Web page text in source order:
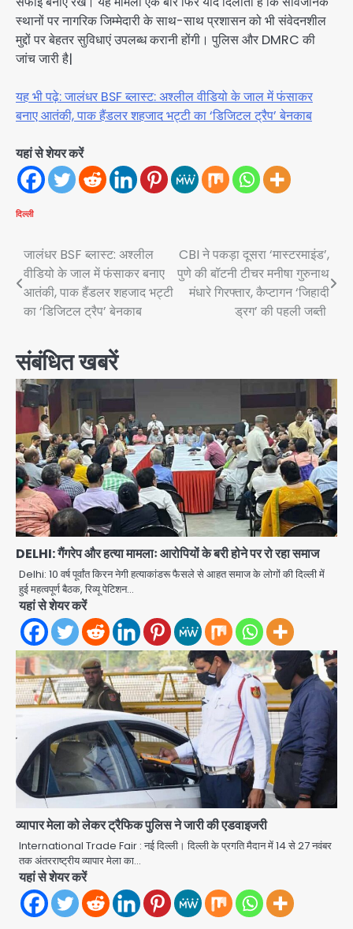
स्थानों पर नागरिक जिम्मेदारी के साथ-साथ प्रशासन को भी संवेदनशील
मुद्दों पर बेहतर सुविधाएं उपलब्ध करानी होंगी। पुलिस और DMRC की
जांच जारी है|
यह भी पढ़े: जालंधर BSF ब्लास्ट: अश्लील वीडियो के जाल में फंसाकर
बनाए आतंकी, पाक हैंडलर शहजाद भट्टी का ‘डिजिटल ट्रैप’ बेनकाब
यहां से शेयर करें
दिल्ली
Post
navigation
जालंधर BSF ब्लास्ट: अश्लील
वीडियो के जाल में फंसाकर बनाए
आतंकी, पाक हैंडलर शहजाद भट्टी
का ‘डिजिटल ट्रैप’ बेनकाब
CBI ने पकड़ा दूसरा ‘मास्टरमाइंड’,
पुणे की बॉटनी टीचर मनीषा गुरुनाथ
मंधारे गिरफ्तार, कैप्टागन ‘जिहादी
ड्रग’ की पहली जब्ती
संबंधित खबरें
DELHI: गैंगरेप और हत्या मामलाः आरोपियों के बरी होने पर रो रहा समाज
Delhi: 10 वर्ष पूर्वांत किरन नेगी हत्याकांडरू फैसले से आहत समाज के लोगों की दिल्ली में
हुई महत्वपूर्ण बैठक, रिव्यू पेटिशन…
यहां से शेयर करें
व्यापार मेला को लेकर ट्रैफिक पुलिस ने जारी की एडवाइजरी
International Trade Fair : नई दिल्ली। दिल्ली के प्रगति मैदान में 14 से 27 नवंबर
तक अंतरराष्ट्रीय व्यापार मेला का…
यहां से शेयर करें
2
Zepto Dhoom: ग्रेटर नोएडा के धूम
मानिकपुर Zepto वेयरहाउस में वेतन कटौती
को लेकर 100 से ज्यादा कर्मचारियों का विरोध
प्रदर्शन
Avinash Kumar
3
Parshvanath Building
Shooting: सिक्योरिटी गार्ड की गोली से 17
वर्षीय किशोर की मौत
4
Air India Phuket Delhi flight:
DGCA जांच जारी
Avinash Kumar